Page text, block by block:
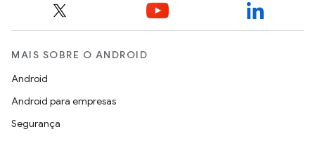
MAIS SOBRE O ANDROID
Android
Android para empresas
Segurança